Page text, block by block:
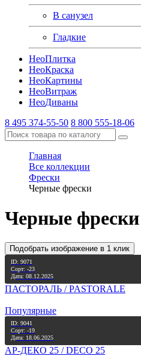
В санузел
Гладкие
НеоПлитка
НеоКраска
НеоКартины
НеоВитраж
НеоДиваны
8 495 374-55-50 8 800 555-18-06
Главная
Все коллекции
Фрески
Черные фрески
Черные фрески
Подобрать изображение в 1 клик
ID: 9071
Сорт: -23
Дата: 08.12.2025
ПАСТОРАЛЬ / PASTORALE
Популярные
ID: 9041
Сорт: -19
Дата: 18.06.2025
АР-ДЕКО 25 / DECO 25